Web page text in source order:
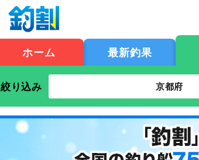
ホーム 最新釣果
絞り込み 京都府